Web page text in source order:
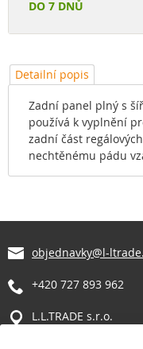
DO 7 DNŮ
Detailní popis
Zadní panel plný s
používá k vyplnění
zadní část
nechtěnému pádu
objednavky@l-
+420 727 893 962
L.L.TRADE s.r.o.